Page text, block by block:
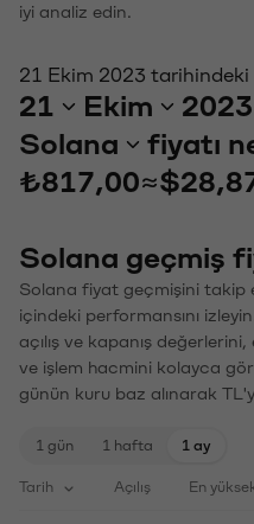
iyi analiz edin.
21 Ekim 2023 tarihindeki
21 Ekim 2023
Solana
fiyatı
₺817,00≈
Solana geçmiş
Solana fiyat geçmişini takip
içindeki performansını
açılış ve kapanış
ve işlem hacmini kolayca
günün kuru baz alınarak
1 gün 1 hafta 1 ay
Tarih Açılış En